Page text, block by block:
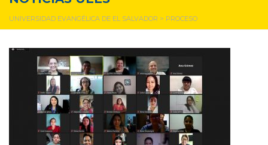
UNIVERSIDAD EVANGÉLICA DE EL SALVADOR > PROCESO